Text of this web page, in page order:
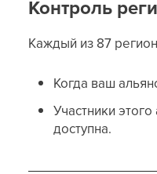
Контроль
Каждый из 87
Когда ваш
Участники
доступна.